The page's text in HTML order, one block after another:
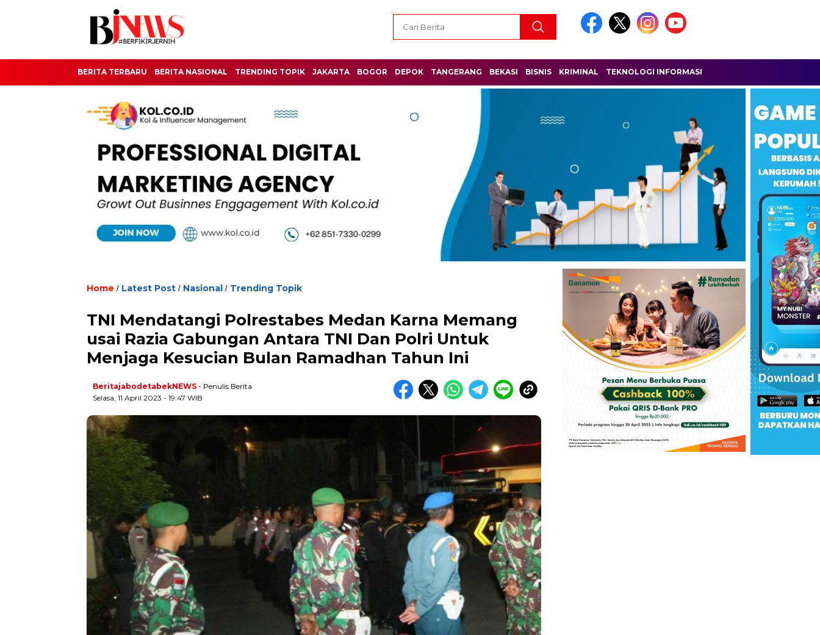
BERITA TERBARU BERITA NASIONAL TRENDING TOPIK JAKARTA BOGOR DEPOK TANGERANG BEKASI BISNIS KRIMINAL TEKNOLOGI INFORMASI
Home / Latest Post / Nasional / Trending Topik
TNI Mendatangi Polrestabes Medan Karna Memang
usai Razia Gabungan Antara TNI Dan Polri Untuk
Menjaga Kesucian Bulan Ramadhan Tahun Ini
BeritajabodetabekNEWS - Penulis Berita
Selasa, 11 April 2023 - 19:47 WIB